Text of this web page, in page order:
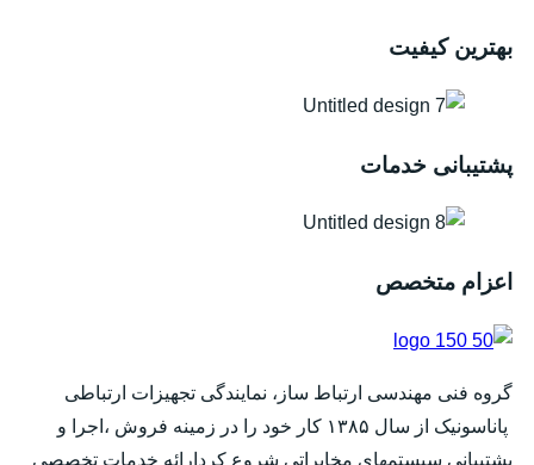
بهترین کیفیت
پشتیبانی خدمات
اعزام متخصص
گروه فنی مهندسی ارتباط ساز، نمایندگی تجهیزات ارتباطی
پاناسونیک از سال ۱۳۸۵ کار خود را در زمینه فروش ،اجرا و
پشتیبانی سیستمهای مخابراتی شروع کردارائه خدمات تخصصی